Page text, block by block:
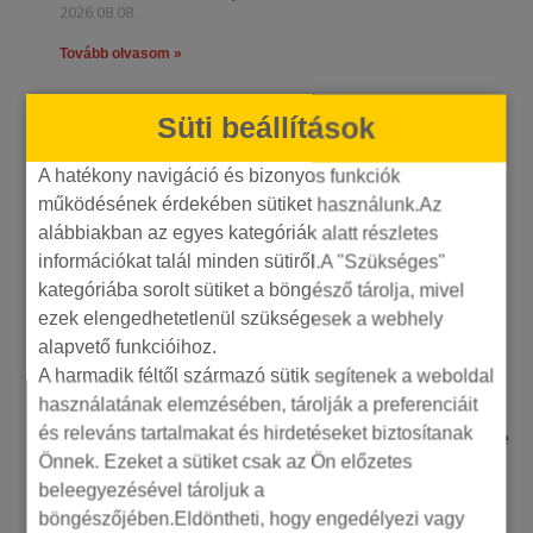
Süti beállítások
A hatékony navigáció és bizonyos funkciók
működésének érdekében sütiket használunk.Az
alábbiakban az egyes kategóriák alatt részletes
információkat talál minden sütiről.A "Szükséges"
kategóriába sorolt sütiket a böngésző tárolja, mivel
ezek elengedhetetlenül szükségesek a webhely
alapvető funkcióihoz.
A harmadik féltől származó sütik segítenek a weboldal
használatának elemzésében, tárolják a preferenciáit
és releváns tartalmakat és hirdetéseket biztosítanak
Önnek. Ezeket a sütiket csak az Ön előzetes
beleegyezésével tároljuk a
böngészőjében.Eldöntheti, hogy engedélyezi vagy
2026.08.08.
Tovább olvasom »
Facebook hirdetési költségek optimalizálása:
Útmutató a profitmaximalizáláshoz 2026-ban
2026.08.08.
Tovább olvasom »
Facebook hirdetés célzása 2026-ban: Így érje
el a valódi vásárlóit
2026.08.08.
Tovább olvasom »
Core Web Vitals jelentése: Útmutató a Google
rangsorolási faktoraihoz 2026-ban
2026.07.31.
Tovább olvasom »